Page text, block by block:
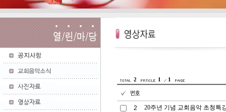
2 1 1
2
20주년 기념 교회음악 초청특